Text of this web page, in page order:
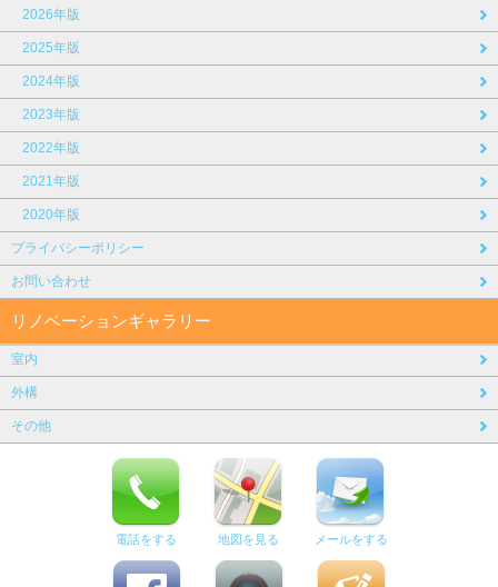
2026年版
2025年版
2024年版
2023年版
2022年版
2021年版
2020年版
プライバシーポリシー
お問い合わせ
リノベーションギャラリー
室内
外構
その他
電話をする 地図を見る メールをする